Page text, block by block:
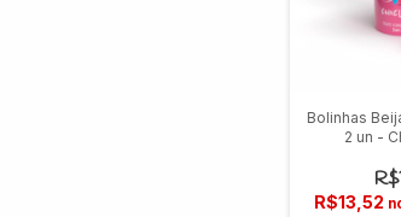
Bolinhas
2 un -
R$13,52